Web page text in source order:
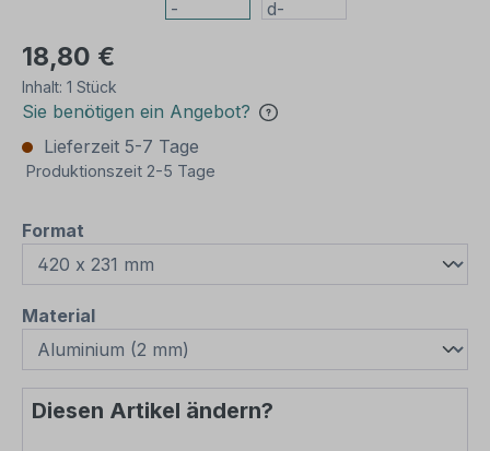
18,80 €
Inhalt: 1 Stück
Sie benötigen ein Angebot?
Lieferzeit 5-7 Tage
Produktionszeit 2-5 Tage
Format
Materialauswählen
Diesen Artikel ändern?